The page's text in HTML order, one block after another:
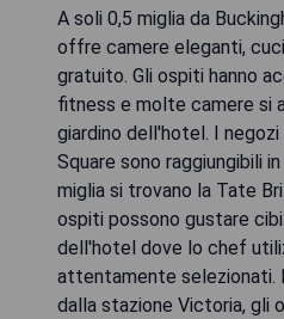
A soli 0,5 miglia da
offre camere eleganti,
gratuito. Gli ospiti hanno
fitness e molte camere si
giardino dell'hotel. I
Square sono raggiungibili
miglia si trovano la Tate
ospiti possono gustare
dell'hotel dove lo chef
attentamente selezionati.
dalla stazione Victoria, gli